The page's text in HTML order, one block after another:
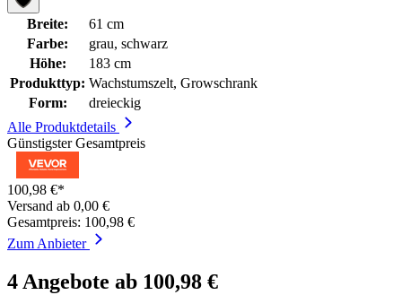
Breite:
61 cm
Farbe:
grau, schwarz
Höhe:
183 cm
Produkttyp: Wachstumszelt, Growschrank
Form:
dreieckig
Alle Produktdetails
Günstigster Gesamtpreis
100,98 €*
Versand ab 0,00 €
Gesamtpreis: 100,98 €
Zum Anbieter
4 Angebote ab 100,98 €